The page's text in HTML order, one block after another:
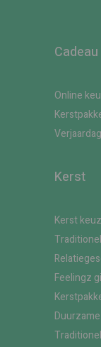
Online
Kerst
Kerst
Feelingz